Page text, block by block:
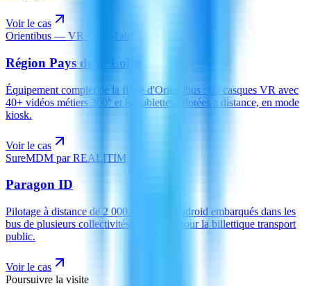
Voir le cas
Orientibus — VR + PiloTab
Région Pays de la Loire
Équipement complet de la flotte d'Orientibus : 80 casques VR avec
40+ vidéos métiers 360° et 80 tablettes pilotées à distance, en mode
kiosk.
Voir le cas
SureMDM par REALITIM
Paragon ID
Pilotage à distance de 2 000 appareils Android embarqués dans les
bus de plusieurs collectivités françaises pour la billettique transport
public.
Voir le cas
Poursuivre la visite